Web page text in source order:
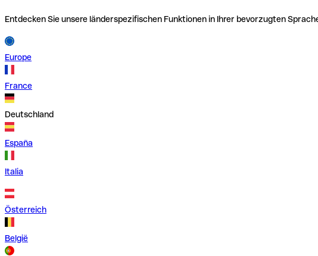
Entdecken Sie unsere länderspezifischen Funktionen in Ihrer bevorzugten
Europe
France
Deutschland
España
Italia
Österreich
België